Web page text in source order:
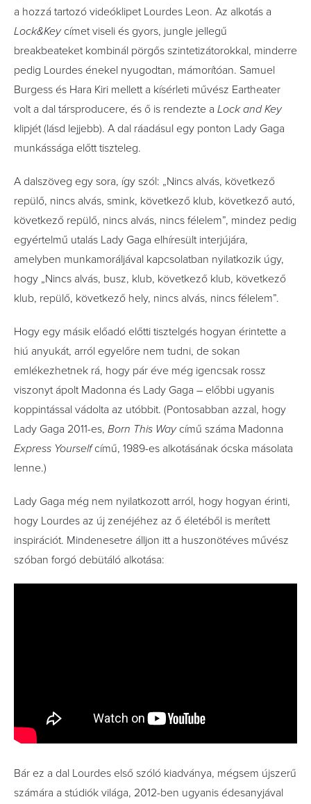
a hozzá tartozó videóklipet Lourdes Leon. Az alkotás a
Lock&Key címet viseli és gyors, jungle jellegű
breakbeateket kombinál pörgős szintetizátorokkal, minderre
pedig Lourdes énekel nyugodtan, mámorítóan. Samuel
Burgess és Hara Kiri mellett a kísérleti művész Eartheater
volt a dal társproducere, és ő is rendezte a Lock and Key
klipjét (lásd lejjebb). A dal ráadásul egy ponton Lady Gaga
munkássága előtt tiszteleg.
A dalszöveg egy sora, így szól: „Nincs alvás, következő
repülő, nincs alvás, smink, következő klub, következő autó,
következő repülő, nincs alvás, nincs félelem”, mindez pedig
egyértelmű utalás Lady Gaga elhíresült interjújára,
amelyben munkamoráljával kapcsolatban nyilatkozik úgy,
hogy „Nincs alvás, busz, klub, következő klub, következő
klub, repülő, következő hely, nincs alvás, nincs félelem”.
Hogy egy másik előadó előtti tisztelgés hogyan érintette a
hiú anyukát, arról egyelőre nem tudni, de sokan
emlékezhetnek rá, hogy pár éve még igencsak rossz
viszonyt ápolt Madonna és Lady Gaga – előbbi ugyanis
koppintással vádolta az utóbbit. (Pontosabban azzal, hogy
Lady Gaga 2011-es, Born This Waycímű száma Madonna
Express Yourselfcímű, 1989-es alkotásának ócska másolata
lenne.)
Lady Gaga még nem nyilatkozott arról, hogy hogyan érinti,
hogy Lourdes az új zenéjéhez az ő életéből is merített
inspirációt. Mindenesetre álljon itt a huszonötéves művész
szóban forgó debütáló alkotása:
Bár ez a dal Lourdes első szóló kiadványa, mégsem újszerű
számára a stúdiók világa, 2012-ben ugyanis édesanyjával